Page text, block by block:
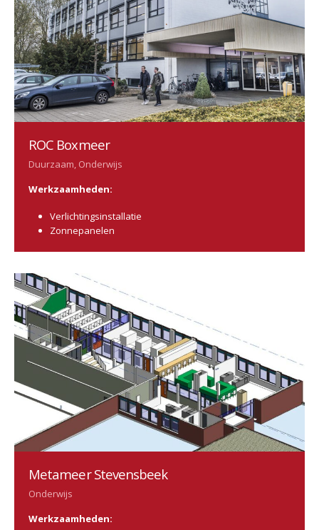
ROC Boxmeer
Duurzaam, Onderwijs
Werkzaamheden:
Verlichtingsinstallatie
Zonnepanelen
Metameer Stevensbeek
Onderwijs
Werkzaamheden: